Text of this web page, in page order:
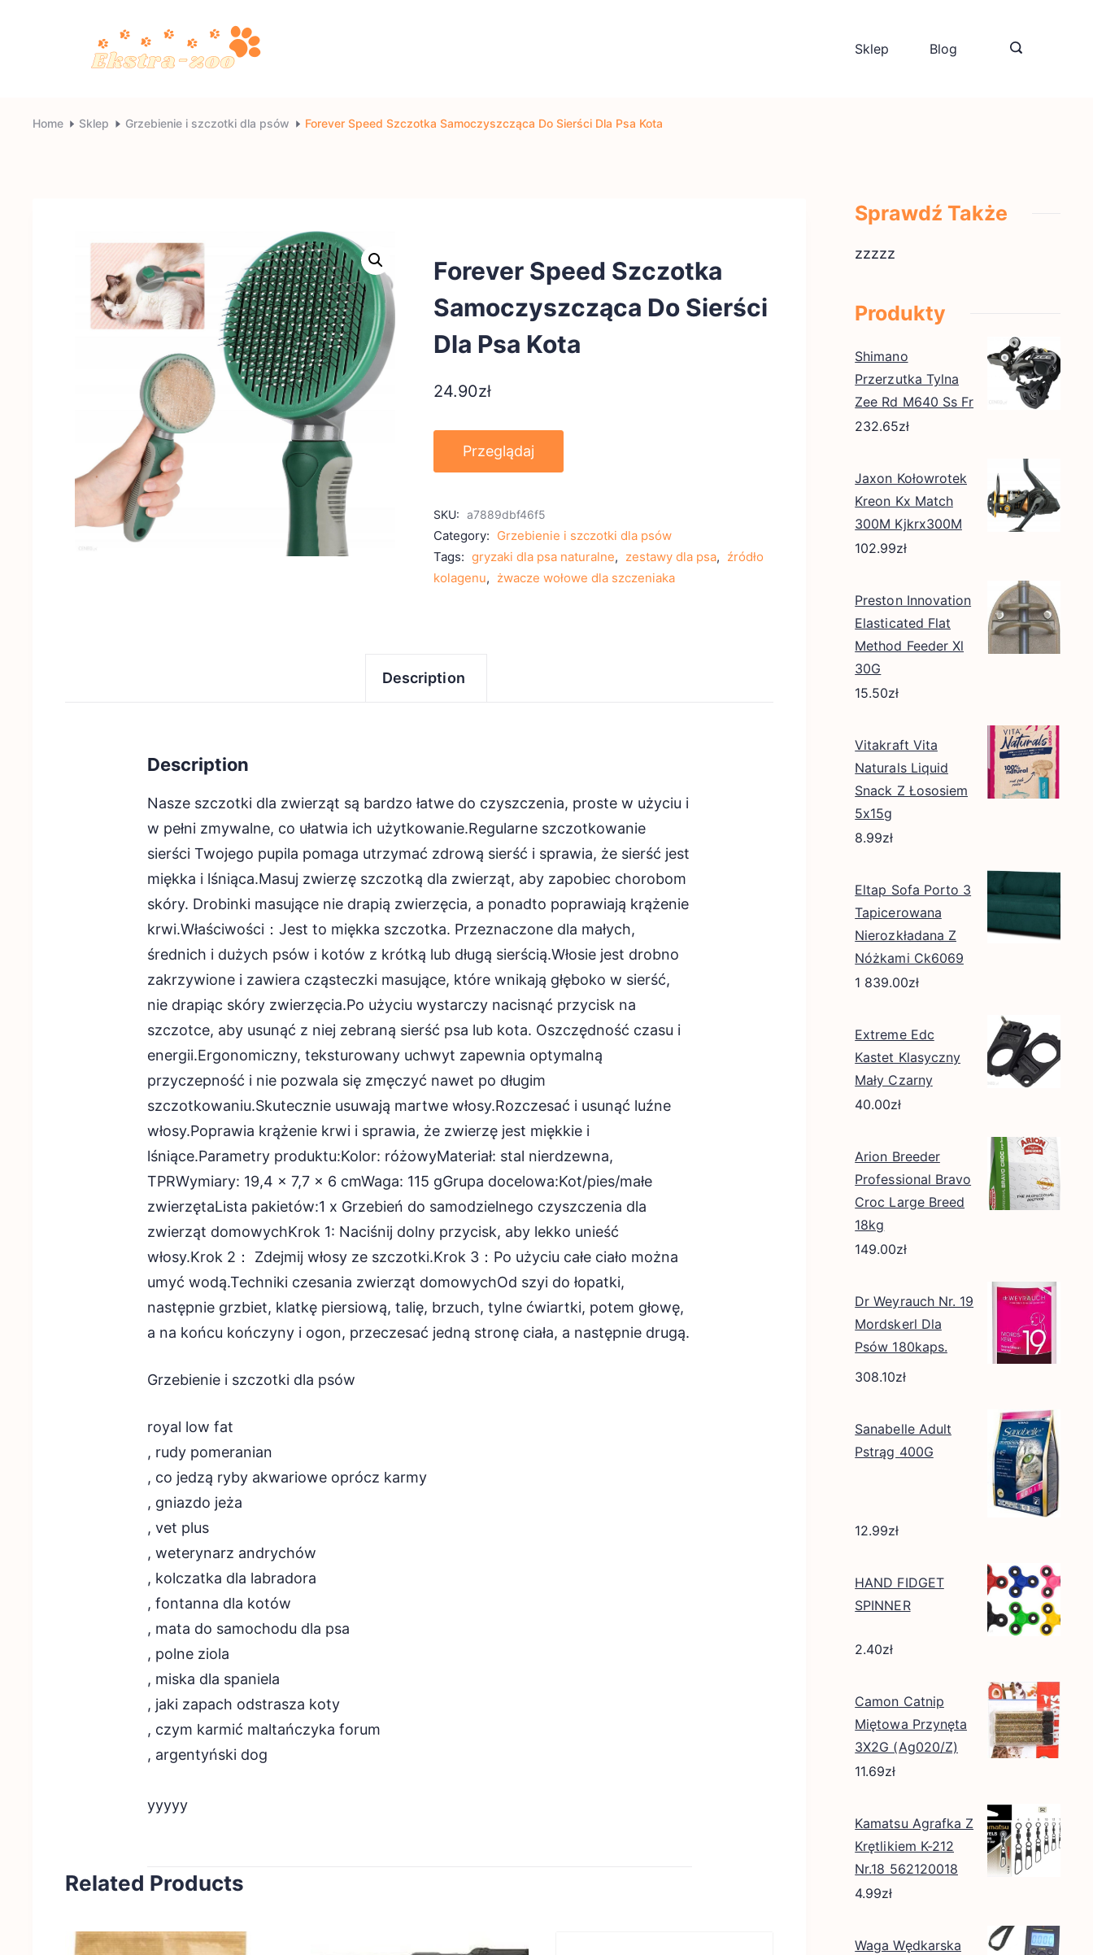
zoo
Sklep Blog
Home Sklep Grzebienie i szczotki dla psów Forever Speed Szczotka Samoczyszcząca Do Sierści Dla Psa Kota
Forever Speed Szczotka
Samoczyszcząca Do Sierści
Dla Psa Kota
24.90zł
Przeglądaj
SKU: a7889dbf46f5
Category: Grzebienie i szczotki dla psów
Tags: gryzaki dla psa naturalne, zestawy dla psa, źródło
kolagenu, żwacze wołowe dla szczeniaka
Description
Description
Nasze szczotki dla zwierząt są bardzo łatwe do czyszczenia, proste w użyciu i
w pełni zmywalne, co ułatwia ich użytkowanie.Regularne szczotkowanie
sierści Twojego pupila pomaga utrzymać zdrową sierść i sprawia, że sierść jest
miękka i lśniąca.Masuj zwierzę szczotką dla zwierząt, aby zapobiec chorobom
skóry. Drobinki masujące nie drapią zwierzęcia, a ponadto poprawiają krążenie
krwi.Właściwości：Jest to miękka szczotka. Przeznaczone dla małych,
średnich i dużych psów i kotów z krótką lub długą sierścią.Włosie jest drobno
zakrzywione i zawiera cząsteczki masujące, które wnikają głęboko w sierść,
nie drapiąc skóry zwierzęcia.Po użyciu wystarczy nacisnąć przycisk na
szczotce, aby usunąć z niej zebraną sierść psa lub kota. Oszczędność czasu i
energii.Ergonomiczny, teksturowany uchwyt zapewnia optymalną
przyczepność i nie pozwala się zmęczyć nawet po długim
szczotkowaniu.Skutecznie usuwają martwe włosy.Rozczesać i usunąć luźne
włosy.Poprawia krążenie krwi i sprawia, że zwierzę jest miękkie i
lśniące.Parametry produktu:Kolor: różowyMateriał: stal nierdzewna,
TPRWymiary: 19,4 x 7,7 x 6 cmWaga: 115 gGrupa docelowa:Kot/pies/małe
zwierzętaLista pakietów:1 x Grzebień do samodzielnego czyszczenia dla
zwierząt domowychKrok 1: Naciśnij dolny przycisk, aby lekko unieść
włosy.Krok 2： Zdejmij włosy ze szczotki.Krok 3：Po użyciu całe ciało można
umyć wodą.Techniki czesania zwierząt domowychOd szyi do łopatki,
następnie grzbiet, klatkę piersiową, talię, brzuch, tylne ćwiartki, potem głowę,
a na końcu kończyny i ogon, przeczesać jedną stronę ciała, a następnie drugą.
Grzebienie i szczotki dla psów
royal low fat
, rudy pomeranian
, co jedzą ryby akwariowe oprócz karmy
, gniazdo jeża
, vet plus
, weterynarz andrychów
, kolczatka dla labradora
, fontanna dla kotów
, mata do samochodu dla psa
, polne ziola
, miska dla spaniela
, jaki zapach odstrasza koty
, czym karmić maltańczyka forum
, argentyński dog
yyyyy
Related Products
Sprawdź Także
zzzzz
Produkty
Shimano
Przerzutka Tylna
Zee Rd M640 Ss Fr
232.65zł
Jaxon Kołowrotek
Kreon Kx Match
300M Kjkrx300M
102.99zł
Preston Innovation
Elasticated Flat
Method Feeder Xl
30G
15.50zł
Vitakraft Vita
Naturals Liquid
Snack Z Łososiem
5x15g
8.99zł
Eltap Sofa Porto 3
Tapicerowana
Nierozkładana Z
Nóżkami Ck6069
1 839.00zł
Extreme Edc
Kastet Klasyczny
Mały Czarny
40.00zł
Arion Breeder
Professional Bravo
Croc Large Breed
18kg
149.00zł
Dr Weyrauch Nr. 19
Mordskerl Dla
Psów 180kaps.
308.10zł
Sanabelle Adult
Pstrąg 400G
12.99zł
HAND FIDGET
SPINNER
2.40zł
Camon Catnip
Miętowa Przynęta
3X2G (Ag020/Z)
11.69zł
Kamatsu Agrafka Z
Krętlikiem K-212
Nr.18 562120018
4.99zł
Waga Wędkarska